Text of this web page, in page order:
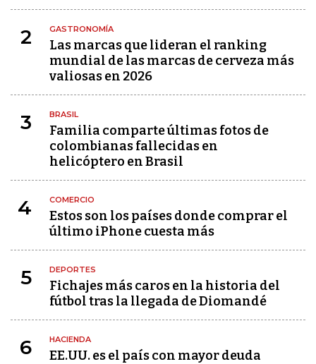
2 GASTRONOMÍA
Las marcas que lideran el ranking
mundial de las marcas de cerveza más
valiosas en 2026
3 BRASIL
Familia comparte últimas fotos de
colombianas fallecidas en
helicóptero en Brasil
4 COMERCIO
Estos son los países donde comprar el
último iPhone cuesta más
5 DEPORTES
Fichajes más caros en la historia del
fútbol tras la llegada de Diomandé
6 HACIENDA
EE.UU. es el país con mayor deuda